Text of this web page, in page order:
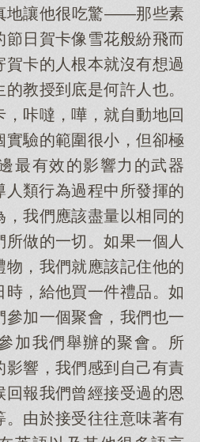
地讓他很吃驚——那些素
節日賀卡像雪花般紛飛而
賀卡的人根本就沒有想過
教授到底是何許人也。
咔噠，嘩，就自動地回
實驗的範圍很小，但卻極
最有效的影響力的武器
類行為過程中所發揮的
，我們應該盡量以相同的
做的一切。如果一個人
物，我們就應該記住他的
，給他買一件禮品。如
參加一個聚會，我們也一
加我們舉辦的聚會。所
影響，我們感到自己有責
報我們曾經接受過的恩
。由於接受往往意味著有